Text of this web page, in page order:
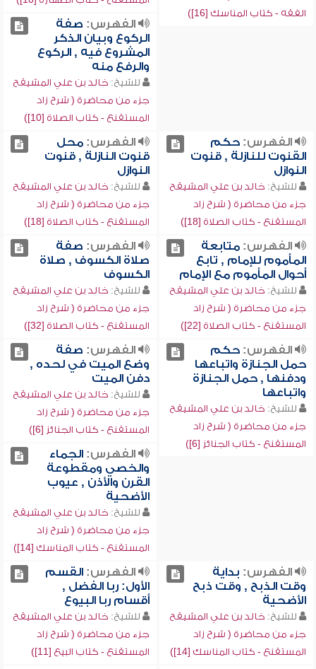
الفقه - كتاب المناسك [16])
الفهرس: صفة
الركوع وبيان الذكر
المشروع فيه , الركوع
والرفع منه
للشيخ: خالد بن علي المشيقح
جزء من محاضرة ( شرح زاد
المستقنع - كتاب الصلاة [10])
الفهرس:حكم
القنوت للنازلة , قنوت
النوازل
للشيخ: خالد بن علي المشيقح
جزء من محاضرة ( شرح زاد
المستقنع - كتاب الصلاة [18])
الفهرس:محل
قنوت النازلة , قنوت
النوازل
للشيخ: خالد بن علي المشيقح
جزء من محاضرة ( شرح زاد
المستقنع - كتاب الصلاة [18])
الفهرس:متابعة
المأموم للإمام , تابع
أحوال المأموم مع الإمام
للشيخ: خالد بن علي المشيقح
جزء من محاضرة ( شرح زاد
المستقنع - كتاب الصلاة [22])
الفهرس: صفة
صلاة الكسوف , صلاة
الكسوف
للشيخ: خالد بن علي المشيقح
جزء من محاضرة ( شرح زاد
المستقنع - كتاب الصلاة [32])
الفهرس:حكم
حمل الجنازة واتباعها
ودفنها , حمل الجنازة
واتباعها
للشيخ: خالد بن علي المشيقح
جزء من محاضرة ( شرح زاد
المستقنع - كتاب الجنائز [6])
الفهرس: صفة
وضع الميت في لحده ,
دفن الميت
للشيخ: خالد بن علي المشيقح
جزء من محاضرة ( شرح زاد
المستقنع - كتاب الجنائز [6])
الفهرس:الجماء
والخصي ومقطوعة
القرن والأذن , عيوب
الأضحية
للشيخ: خالد بن علي المشيقح
جزء من محاضرة ( شرح زاد
المستقنع - كتاب المناسك [14])
الفهرس: بداية
وقت الذبح , وقت ذبح
الأضحية
للشيخ: خالد بن علي المشيقح
جزء من محاضرة ( شرح زاد
المستقنع - كتاب المناسك [14])
الفهرس:القسم
الأول: ربا الفضل ,
أقسام ربا البيوع
للشيخ: خالد بن علي المشيقح
جزء من محاضرة ( شرح زاد
المستقنع - كتاب البيع [11])